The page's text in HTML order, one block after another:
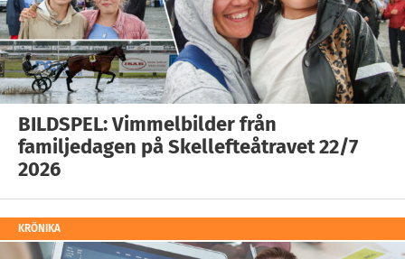
BILDSPEL: Vimmelbilder från
familjedagen på Skellefteåtravet 22/7
2026
KRÖNIKA